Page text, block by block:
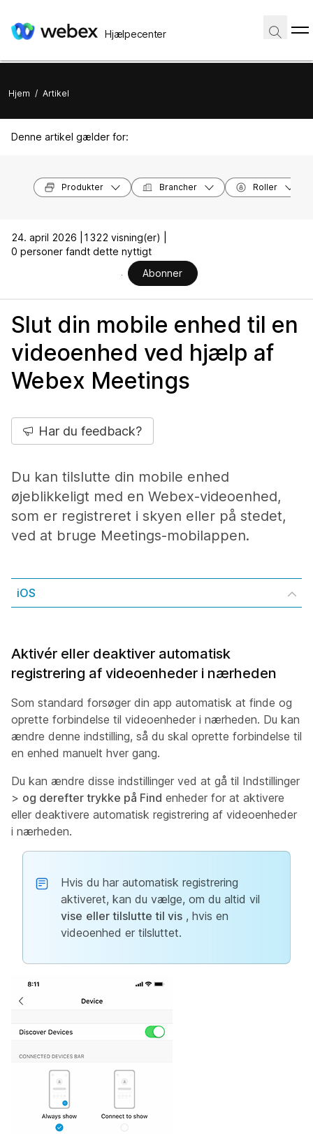
Hjælpecenter
Hjem / Artikel
Denne artikel gælder for:
Produkter Brancher Roller
24. april 2026 |
1322 visning(er) |
0 personer fandt dette nyttigt
Abonner
Slut din mobile enhed til en
videoenhed ved hjælp af
Webex Meetings
Har du feedback?
Du kan tilslutte din mobile enhed
øjeblikkeligt med en Webex-videoenhed,
som er registreret i skyen eller på stedet,
ved at bruge Meetings-mobilappen.
iOS
Aktivér eller deaktiver automatisk
registrering af videoenheder i nærheden
Som standard forsøger din app automatisk at finde og
oprette forbindelse til videoenheder i nærheden. Du kan
ændre denne indstilling, så du skal oprette forbindelse til
en enhed manuelt hver gang.
Du kan ændre disse indstillinger ved at gå til Indstillinger
> og derefter trykke på Find enheder for at aktivere
eller deaktivere automatisk registrering af videoenheder
i nærheden.
Hvis du har automatisk registrering
aktiveret, kan du vælge, om du altid vil
vise eller tilslutte til vis , hvis en
videoenhed er tilsluttet.